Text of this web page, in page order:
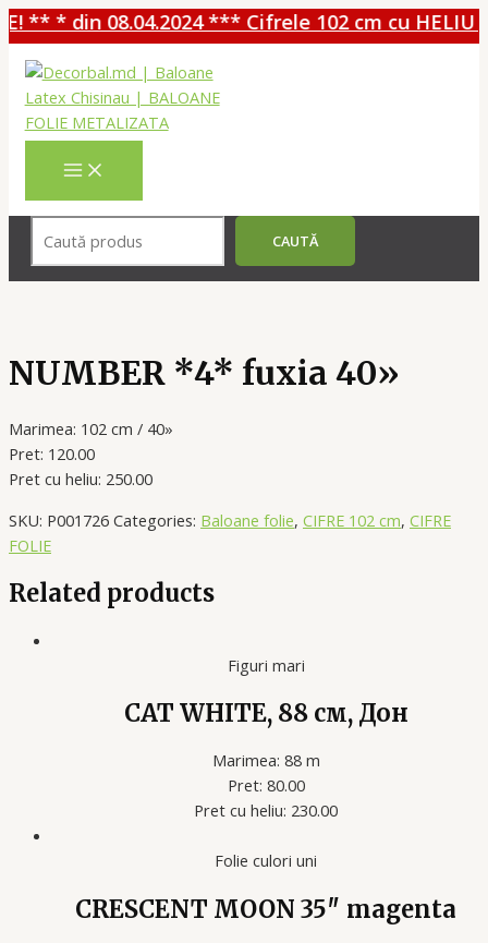
** * din 08.04.2024 *** Cifrele 102 cm cu HELIU -
Перейти
содержимому
MAIN
MENU
CAUTĂ
NUMBER *4* fuxia 40»
Marimea: 102 cm / 40»
Pret: 120.00
Pret cu heliu: 250.00
SKU: P001726 Categories: Baloane folie, CIFRE 102 cm, CIFRE
FOLIE
Related products
Figuri mari
CAT WHITE, 88 см, Дон
Marimea: 88 m
Pret: 80.00
Pret cu heliu: 230.00
Folie culori uni
CRESCENT MOON 35″ magenta